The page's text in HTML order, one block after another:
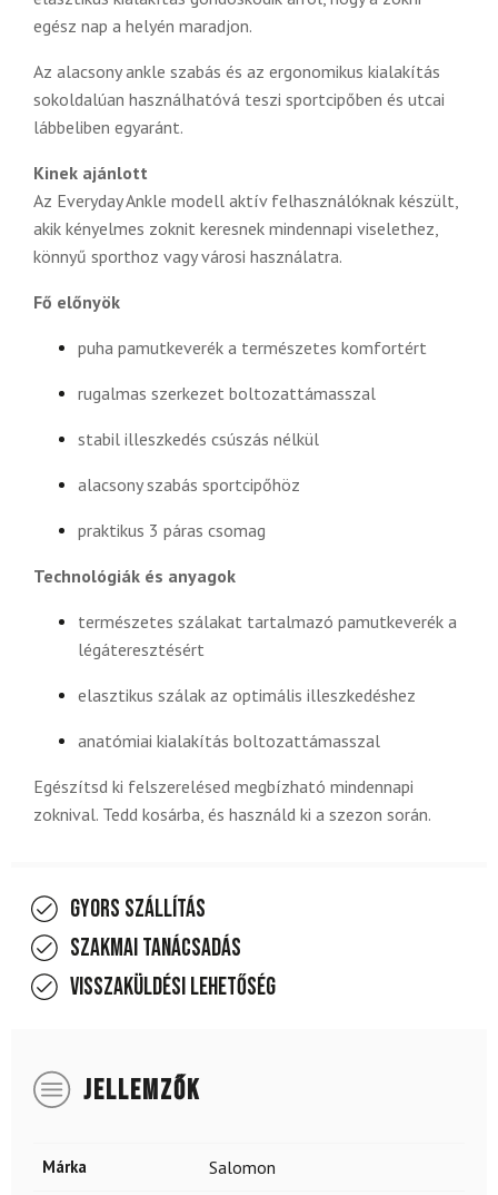
egész nap a helyén maradjon.
Az alacsony ankle szabás és az ergonomikus kialakítás
sokoldalúan használhatóvá teszi sportcipőben és utcai
lábbeliben egyaránt.
Kinek ajánlott
Az Everyday Ankle modell aktív felhasználóknak készült,
akik kényelmes zoknit keresnek mindennapi viselethez,
könnyű sporthoz vagy városi használatra.
Fő előnyök
puha pamutkeverék a természetes komfortért
rugalmas szerkezet boltozattámasszal
stabil illeszkedés csúszás nélkül
alacsony szabás sportcipőhöz
praktikus 3 páras csomag
Technológiák és anyagok
természetes szálakat tartalmazó pamutkeverék a
légáteresztésért
elasztikus szálak az optimális illeszkedéshez
anatómiai kialakítás boltozattámasszal
Egészítsd ki felszerelésed megbízható mindennapi
zoknival. Tedd kosárba, és használd ki a szezon során.
Gyors szállítás
Szakmai tanácsadás
Visszaküldési lehetőség
JELLEMZŐK
Márka Salomon